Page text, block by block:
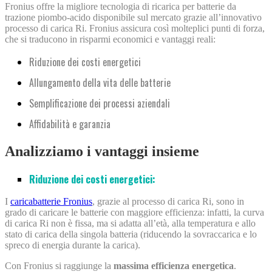
Fronius offre la migliore tecnologia di ricarica per batterie da
trazione piombo-acido disponibile sul mercato grazie all’innovativo
processo di carica Ri. Fronius assicura così molteplici punti di forza,
che si traducono in risparmi economici e vantaggi reali:
Riduzione dei costi energetici
Allungamento della vita delle batterie
Semplificazione dei processi aziendali
Affidabilità e garanzia
Analizziamo i vantaggi insieme
Riduzione dei costi energetici:
I caricabatterie Fronius, grazie al processo di carica Ri, sono in
grado di caricare le batterie con maggiore efficienza: infatti, la curva
di carica Ri non è fissa, ma si adatta all’età, alla temperatura e allo
stato di carica della singola batteria (riducendo la sovraccarica e lo
spreco di energia durante la carica).
Con Fronius si raggiunge la massima efficienza energetica.